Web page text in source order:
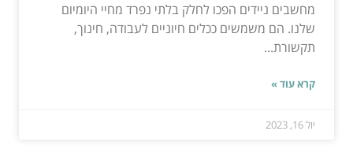
מחשבים ניידים הפכו לחלק בלתי נפרד מחיי היומיום
שלנו. הם משמשים ככלים חיוניים לעבודה, חינוך,
תקשורת...
קרא עוד »
יול 16, 2023